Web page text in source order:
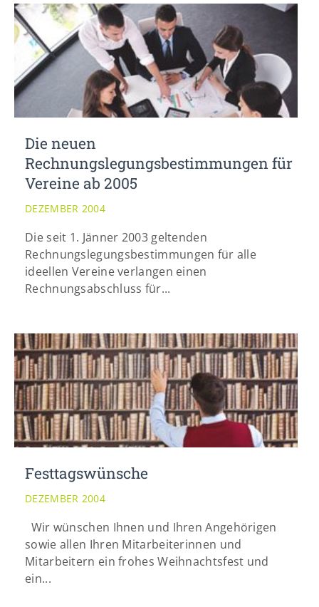
Die neuen
Rechnungslegungsbestimmungen für
Vereine ab 2005
DEZEMBER 2004
Die seit 1. Jänner 2003 geltenden
Rechnungslegungsbestimmungen für alle
ideellen Vereine verlangen einen
Rechnungsabschluss für...
Festtagswünsche
DEZEMBER 2004
Wir wünschen Ihnen und Ihren Angehörigen
sowie allen Ihren Mitarbeiterinnen und
Mitarbeitern ein frohes Weihnachtsfest und
ein...